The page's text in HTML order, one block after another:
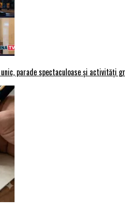
parade spectaculoase și activități